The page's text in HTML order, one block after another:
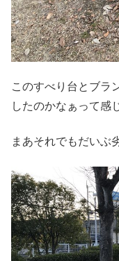
このすべり台とブラ
したのかなぁって感
まあそれでもだいぶ